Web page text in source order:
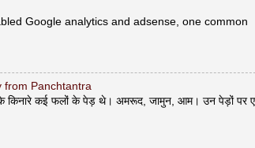
Google analytics and adsense, one common
from Panchtantra
किनारे कई फलों के पेड़ थे। अमरूद, जामुन, आम। उन पेड़ों पर